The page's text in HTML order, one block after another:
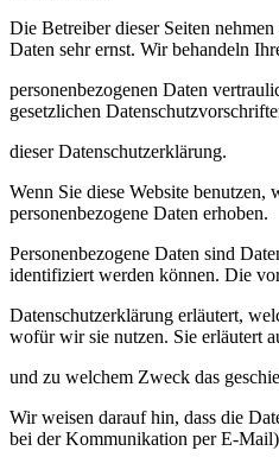
Die Betreiber dieser Seiten
Daten sehr ernst. Wir behandeln
personenbezogenen Daten
gesetzlichen
dieser Datenschutzerklärung.
Wenn Sie diese Website benutzen,
personenbezogene Daten erhoben.
Personenbezogene Daten sind
identifiziert werden können. Die
Datenschutzerklärung erläutert,
wofür wir sie nutzen. Sie erläutert
und zu welchem Zweck das
Wir weisen darauf hin, dass die
bei der Kommunikation per E-Mail)